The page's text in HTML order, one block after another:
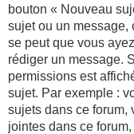
bouton « Nouveau
sujet ou un message,
se peut que vous
rédiger un message.
permissions est
sujet. Par exemple :
sujets dans ce forum,
jointes dans ce forum,